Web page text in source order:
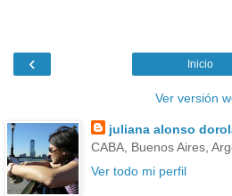
‹ Inicio
Ver versión
juliana alonso
CABA, Buenos Aires,
Ver todo mi perfil